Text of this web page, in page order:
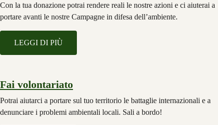
Con la tua donazione potrai rendere reali le nostre azioni e ci aiuterai a
portare avanti le nostre Campagne in difesa dell’ambiente.
LEGGI DI PIÙ
Fai volontariato
Potrai aiutarci a portare sul tuo territorio le battaglie internazionali e a
denunciare i problemi ambientali locali. Sali a bordo!